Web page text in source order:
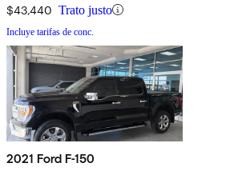
$43,440 Trato justo
Incluye tarifas de conc.
2021 Ford F-150